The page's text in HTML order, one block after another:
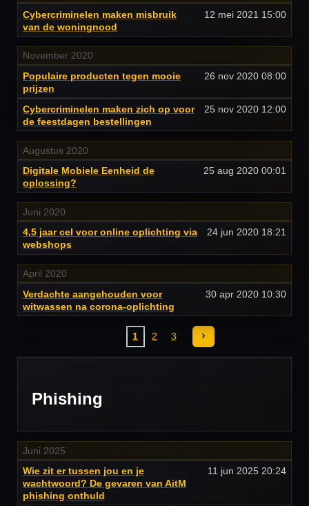
Cybercriminelen maken misbruik
van de woningnood
12 mei 2021 15:00
November 2020
Populaire producten tegen mooie
prijzen
26 nov 2020 08:00
Cybercriminelen maken zich op voor
de feestdagen bestellingen
25 nov 2020 12:00
Augustus 2020
Digitale Mobiele Eenheid de
oplossing?
25 aug 2020 00:01
Juni 2020
4,5 jaar cel voor online oplichting via
webshops
24 jun 2020 18:21
April 2020
Verdachte aangehouden voor
witwassen na corona-oplichting
30 apr 2020 10:30
1 2 3
Phishing
Juni 2025
Wie zit er tussen jou en je
wachtwoord? De gevaren van AitM
phishing onthuld
11 jun 2025 20:24